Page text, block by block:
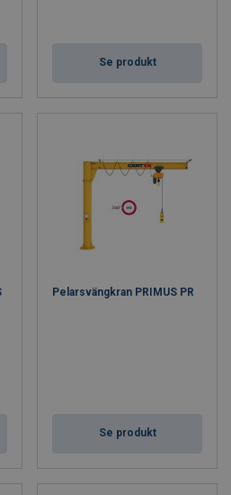
Se produkt
Pelarsvängkran PRIMUS PR
Se produkt